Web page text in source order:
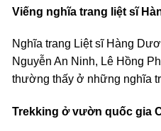
Viếng nghĩa trang liệt sĩ
Nghĩa trang Liệt sĩ Hàng
Nguyễn An Ninh, Lê Hồng
thường thấy ở những nghĩa
Trekking ở vườn quốc gia